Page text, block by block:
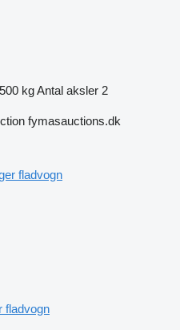
kgAntal aksler 2
fymasauctions.dk
fladvogn